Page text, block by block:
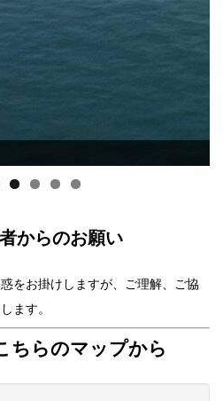
からのお願い
をお掛けしますが、ご理解、ご協
ます。
ちらのマップから